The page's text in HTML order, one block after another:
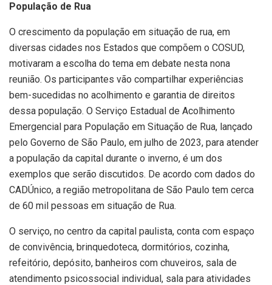
População de Rua
O crescimento da população em situação de rua, em
diversas cidades nos Estados que compõem o COSUD,
motivaram a escolha do tema em debate nesta nona
reunião. Os participantes vão compartilhar experiências
bem-sucedidas no acolhimento e garantia de direitos
dessa população. O Serviço Estadual de Acolhimento
Emergencial para População em Situação de Rua, lançado
pelo Governo de São Paulo, em julho de 2023, para atender
a população da capital durante o inverno, é um dos
exemplos que serão discutidos. De acordo com dados do
CADÚnico, a região metropolitana de São Paulo tem cerca
de 60 mil pessoas em situação de Rua.
O serviço, no centro da capital paulista, conta com espaço
de convivência, brinquedoteca, dormitórios, cozinha,
refeitório, depósito, banheiros com chuveiros, sala de
atendimento psicossocial individual, sala para atividades